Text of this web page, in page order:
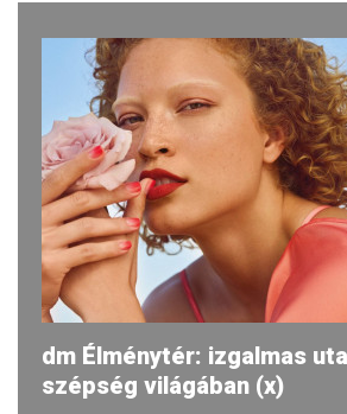
dm Élménytér: izgalmas
szépség világában (x)